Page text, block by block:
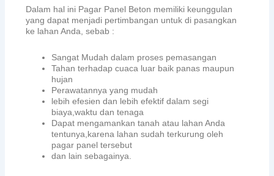
Dalam hal ini Pagar Panel Beton memiliki keunggulan
yang dapat menjadi pertimbangan untuk di pasangkan
ke lahan Anda, sebab :
Sangat Mudah dalam proses pemasangan
Tahan terhadap cuaca luar baik panas maupun
hujan
Perawatannya yang mudah
lebih efesien dan lebih efektif dalam segi
biaya,waktu dan tenaga
Dapat mengamankan tanah atau lahan Anda
tentunya,karena lahan sudah terkurung oleh
pagar panel tersebut
dan lain sebagainya.